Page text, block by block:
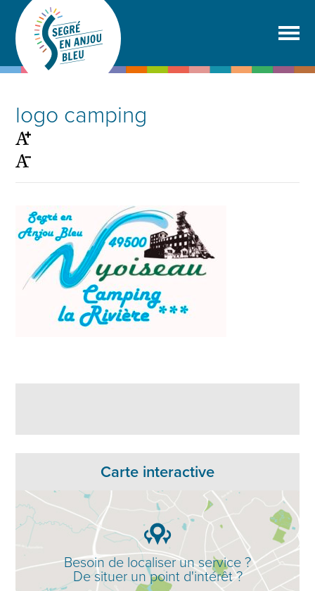
logo camping
Carte interactive
Besoin de localiser un service ?
De situer un point d'intérêt ?